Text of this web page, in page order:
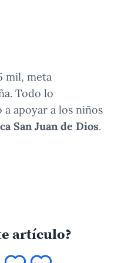
mil, meta
Todo lo
apoyar a los niños
San Juan de Dios.
artículo?